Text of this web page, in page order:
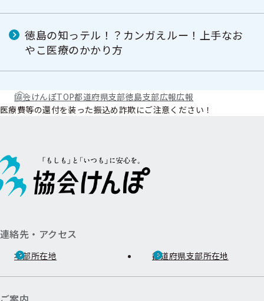
徳島の知っテル！？カンガえルー！上手なお
やこ医療のかかり方
協会けんぽTOP都道府県支部徳島支部広報広報
医療費等の還付を装った振込め詐欺にご注意ください！
連絡先・アクセス
本部所在地 都道府県支部所在地